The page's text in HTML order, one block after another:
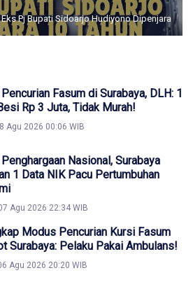
Pj Bupati Sidoarjo Hudiyono Dipenjara
Fasum di Surabaya, DLH: 1
Rp 3 Juta, Tidak Murah!
Agu 2026 00:06 WIB
Penghargaan Nasional, Surabaya
1 Data NIK Pacu Pertumbuhan
Agu 2026 22:34 WIB
Modus Pencurian Kursi Fasum
Surabaya: Pelaku Pakai Ambulans!
Agu 2026 20:20 WIB